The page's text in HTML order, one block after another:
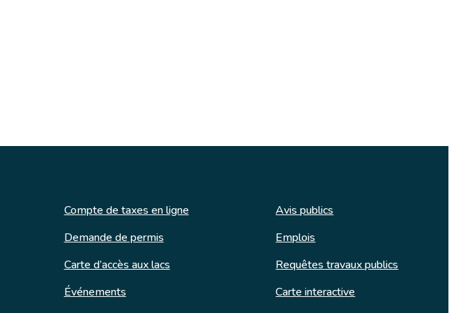
Compte de taxes en ligne
Avis publics
Demande de permis
Emplois
Carte d’accès aux lacs
Requêtes travaux publics
Événements
Carte interactive